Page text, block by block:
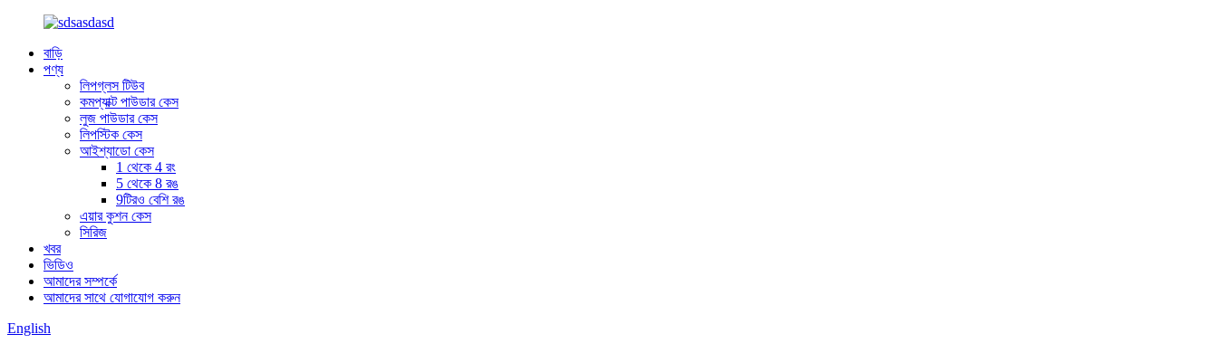
বাড়ি
পণ্য
লিপগ্লস টিউব
কমপ্যাক্ট পাউডার কেস
লুজ পাউডার কেস
লিপস্টিক কেস
আইশ্যাডো কেস
1 থেকে 4 রং
5 থেকে 8 রঙ
9টিরও বেশি রঙ
এয়ার কুশন কেস
সিরিজ
খবর
ভিডিও
আমাদের সম্পর্কে
আমাদের সাথে যোগাযোগ করুন
English